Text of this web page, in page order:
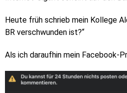
Heute früh schrieb mein Kollege
BR verschwunden ist?“
Als ich daraufhin mein